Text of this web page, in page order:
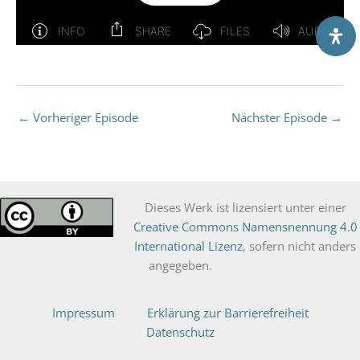
← Vorheriger Episode Nächster Episode →
Die­ses Werk ist lizen­siert unter einer
Crea­ti­ve Com­mons Namens­nen­nung 4.0
Inter­na­tio­nal Lizenz, sofern nicht anders
angegeben.
Impressum
Erklärung zur Barrierefreiheit
Datenschutz